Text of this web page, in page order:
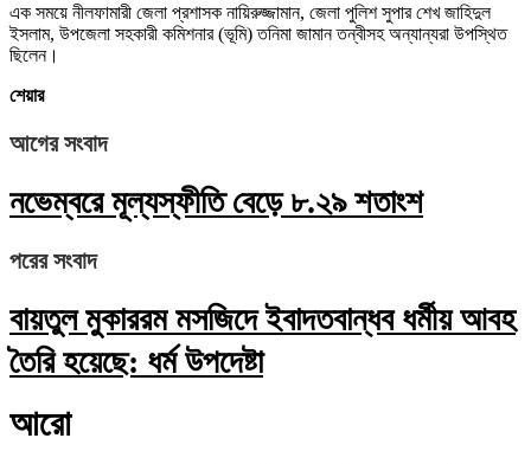
এক সময়ে নীলফামারী জেলা প্রশাসক নায়িরুজ্জামান, জেলা পুলিশ সুপার শেখ জাহিদুল
ইসলাম, উপজেলা সহকারী কমিশনার (ভূমি) তনিমা জামান তন্বীসহ অন্যান্যরা উপস্থিত
ছিলেন।
শেয়ার
আগের সংবাদ
নভেম্বরে মূল্যস্ফীতি বেড়ে ৮.২৯ শতাংশ
পরের সংবাদ
বায়তুল মুকাররম মসজিদে ইবাদতবান্ধব ধর্মীয় আবহ
তৈরি হয়েছে: ধর্ম উপদেষ্টা
আরো